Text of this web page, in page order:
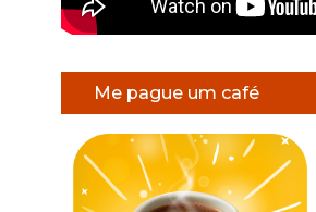
Me pague um café